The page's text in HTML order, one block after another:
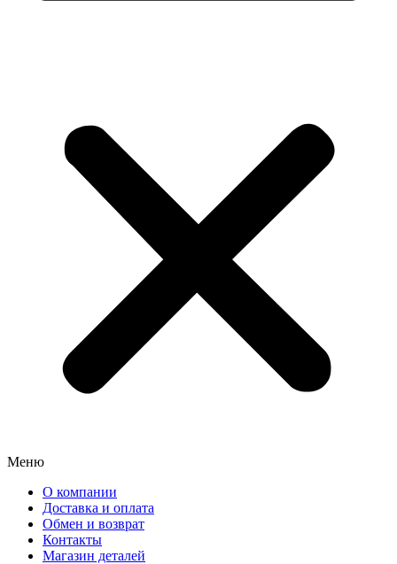
Меню
О компании
Доставка и оплата
Обмен и возврат
Контакты
Магазин деталей